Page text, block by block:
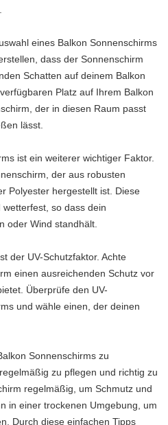
eines Balkon Sonnenschirms
dass der Sonnenschirm
Schatten auf deinem Balkon
Platz auf Ihrem Balkon
der in diesen Raum passt
lässt.
ist ein weiterer wichtiger Faktor.
der aus robusten
Polyester hergestellt ist. Diese
so dass dein
oder Wind standhält.
der UV-Schutzfaktor. Achte
einen ausreichenden Schutz vor
Überprüfe den UV-
und wähle einen, der deinen
Sonnenschirms zu
zu pflegen und richtig zu
regelmäßig, um Schmutz und
in einer trockenen Umgebung, um
Durch diese einfachen Tipps